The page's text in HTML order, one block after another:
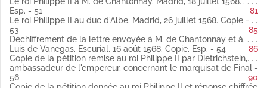
Copie.
Fol. 49 François de Médicis à M. de Chantonnay. Florence, 3
juillet 1568 italien
Sign.
Fol. 51 Le roi Philippe II à M. de Chantonnay. Madrid, 18 juillet
1568 espagnol
Copie, quelques passages chiffrés.
Fol. 53 Le roi Philippe II au duc d'Albe. Madrid, 26 juillet 1568
latin
Esp. - 51
81
Le roi Philippe II au duc d'Albe. Madrid, 26 juillet 1568. Copie -
53
85
Déchiffrement de la lettre envoyée à M. de Chantonnay et à
Luis de Vanegas. Escurial, 16 août 1568. Copie. Esp. - 54
86
Copie de la pétition remise au roi Philippe II par Dietrichstein,
ambassadeur de l'empereur, concernant le marquisat de Final -
56
90